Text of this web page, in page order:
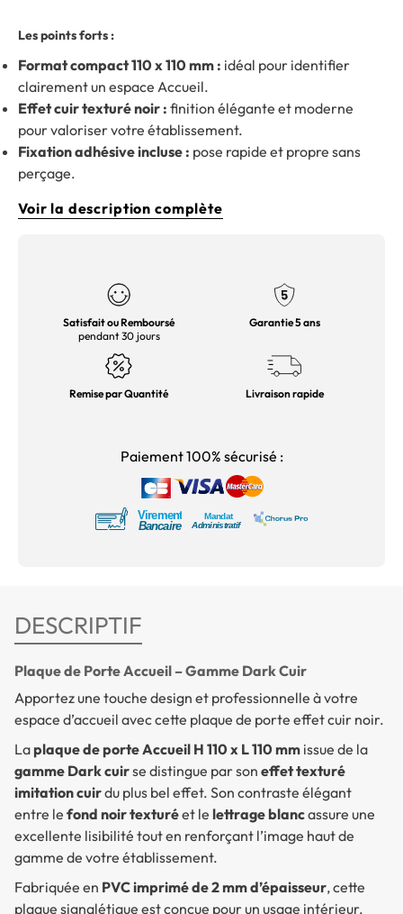
Les points forts :
Format compact 110 x 110 mm : idéal pour identifier
clairement un espace Accueil.
Effet cuir texturé noir : finition élégante et moderne
pour valoriser votre établissement.
Fixation adhésive incluse : pose rapide et propre sans
perçage.
Voir la description complète
Satisfait ou Remboursé
pendant 30 jours
Garantie 5 ans
Remise par Quantité Livraison rapide
Paiement 100% sécurisé :
DESCRIPTIF
Plaque de Porte Accueil – Gamme Dark Cuir
Apportez une touche design et professionnelle à votre
espace d’accueil avec cette plaque de porte effet cuir noir.
Laplaque de porte Accueil H 110 x L 110 mm issue de la
gamme Dark cuirse distingue par son effet texturé
imitation cuirdu plus bel effet. Son contraste élégant
entre le fond noir texturéet le lettrage blancassure une
excellente lisibilité tout en renforçant l’image haut de
gamme de votre établissement.
Fabriquée en PVC imprimé de 2 mm d’épaisseur, cette
plaque signalétique est conçue pour un usage intérieur.